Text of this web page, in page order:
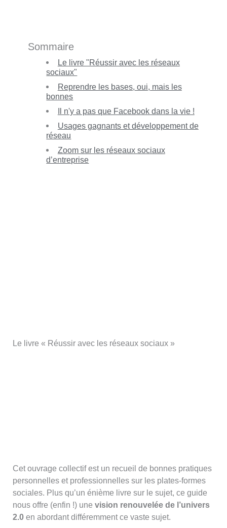
Sommaire
Le livre "Réussir avec les réseaux
sociaux"
Reprendre les bases, oui, mais les
bonnes
Il n'y a pas que Facebook dans la vie !
Usages gagnants et développement de
réseau
Zoom sur les réseaux sociaux
d’entreprise
Le livre « Réussir avec les réseaux sociaux »
Cet ouvrage collectif est un recueil de bonnes pratiques
personnelles et professionnelles sur les plates-formes
sociales. Plus qu’un énième livre sur le sujet, ce guide
nous offre (enfin !) unevision renouvelée de l’univers
2.0 en abordant différemment ce vaste sujet.